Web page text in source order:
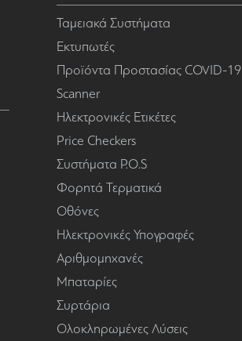
Ταμειακά Συστήματα
Εκτυπωτές
Προϊόντα Προστασίας COVID-19
Scanner
Ηλεκτρονικές Ετικέτες
Price Checkers
Συστήματα P.O.S
Φορητά Τερματικά
Οθόνες
Ηλεκτρονικές Υπογραφές
Αριθμομηχανές
Μπαταρίες
Συρτάρια
Ολοκληρωμένες Λύσεις